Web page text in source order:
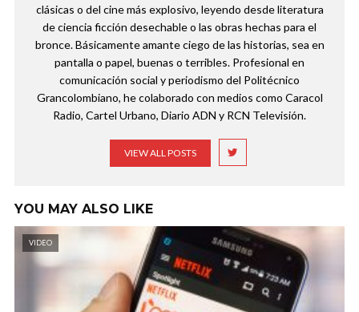
clásicas o del cine más explosivo, leyendo desde literatura
de ciencia ficción desechable o las obras hechas para el
bronce. Básicamente amante ciego de las historias, sea en
pantalla o papel, buenas o terribles. Profesional en
comunicación social y periodismo del Politécnico
Grancolombiano, he colaborado con medios como Caracol
Radio, Cartel Urbano, Diario ADN y RCN Televisión.
VIEW ALL POSTS
YOU MAY ALSO LIKE
VIDEO